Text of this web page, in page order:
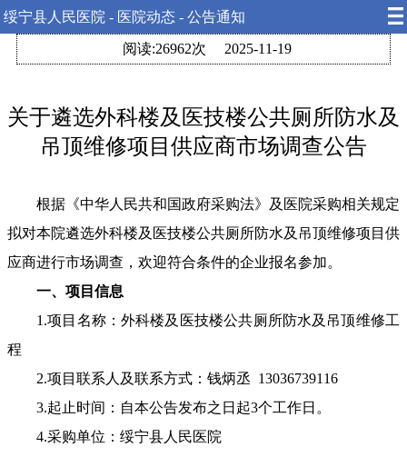
绥宁县人民医院 - 医院动态 - 公告通知
阅读:26962次 2025-11-19
关于遴选外科楼及医技楼公共厕所防水及
吊顶维修项目供应商市场调查公告
根据《中华人民共和国政府采购法》及医院采购相关规定
拟对本院遴选外科楼及医技楼公共厕所防水及吊顶维修项目供
应商进行市场调查，欢迎符合条件的企业报名参加。
一、项目信息
1.项目名称：外科楼及医技楼公共厕所防水及吊顶维修工
程
2.项目联系人及联系方式：钱炳丞 13036739116
3.起止时间：自本公告发布之日起3个工作日。
4.采购单位：绥宁县人民医院